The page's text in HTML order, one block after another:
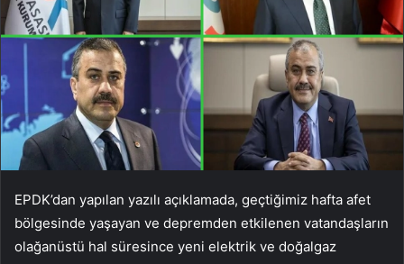
EPDK’dan yapılan yazılı açıklamada, geçtiğimiz hafta afet
bölgesinde yaşayan ve depremden etkilenen vatandaşların
olağanüstü hal süresince yeni elektrik ve doğalgaz